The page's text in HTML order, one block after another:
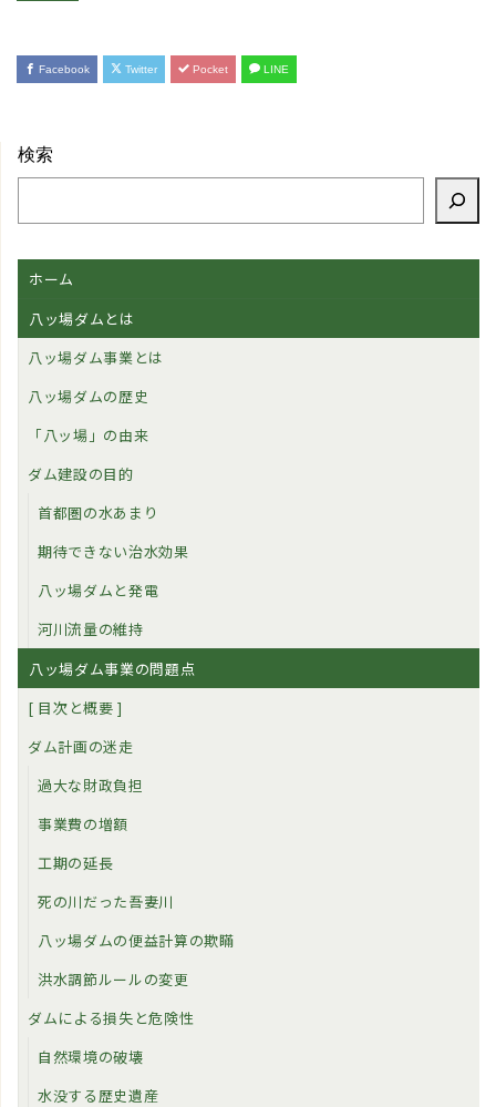
Facebook Twitter Pocket LINE
検索
ホーム
八ッ場ダムとは
八ッ場ダム事業とは
八ッ場ダムの歴史
「八ッ場」の由来
ダム建設の目的
首都圏の水あまり
期待できない治水効果
八ッ場ダムと発電
河川流量の維持
八ッ場ダム事業の問題点
[ 目次と概要 ]
ダム計画の迷走
過大な財政負担
事業費の増額
工期の延長
死の川だった吾妻川
八ッ場ダムの便益計算の欺瞞
洪水調節ルールの変更
ダムによる損失と危険性
自然環境の破壊
水没する歴史遺産